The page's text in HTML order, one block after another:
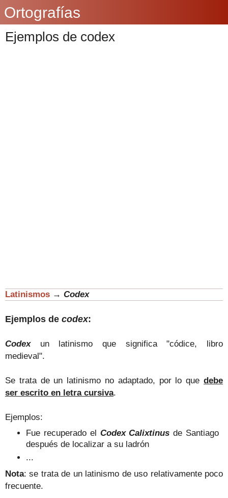
Ortografías
Ejemplos de codex
Latinismos → Codex
Ejemplos de codex:
Codex un latinismo que significa "códice, libro
medieval".
Se trata de un latinismo no adaptado, por lo que debe
ser escrito en letra cursiva.
Ejemplos:
Fue recuperado el CodexCalixtinus de Santiago
después de localizar a su ladrón
...
Nota: se trata de un latinismo de uso relativamente poco
frecuente.